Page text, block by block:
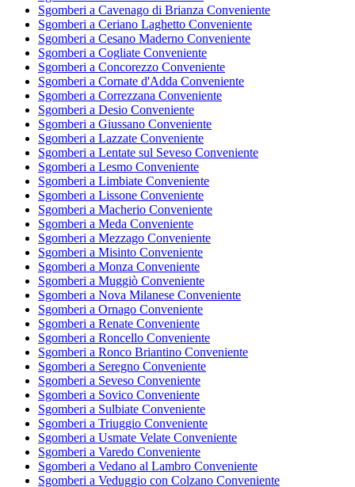
Sgomberi a Cavenago di Brianza Conveniente
Sgomberi a Ceriano Laghetto Conveniente
Sgomberi a Cesano Maderno Conveniente
Sgomberi a Cogliate Conveniente
Sgomberi a Concorezzo Conveniente
Sgomberi a Cornate d'Adda Conveniente
Sgomberi a Correzzana Conveniente
Sgomberi a Desio Conveniente
Sgomberi a Giussano Conveniente
Sgomberi a Lazzate Conveniente
Sgomberi a Lentate sul Seveso Conveniente
Sgomberi a Lesmo Conveniente
Sgomberi a Limbiate Conveniente
Sgomberi a Lissone Conveniente
Sgomberi a Macherio Conveniente
Sgomberi a Meda Conveniente
Sgomberi a Mezzago Conveniente
Sgomberi a Misinto Conveniente
Sgomberi a Monza Conveniente
Sgomberi a Muggiò Conveniente
Sgomberi a Nova Milanese Conveniente
Sgomberi a Ornago Conveniente
Sgomberi a Renate Conveniente
Sgomberi a Roncello Conveniente
Sgomberi a Ronco Briantino Conveniente
Sgomberi a Seregno Conveniente
Sgomberi a Seveso Conveniente
Sgomberi a Sovico Conveniente
Sgomberi a Sulbiate Conveniente
Sgomberi a Triuggio Conveniente
Sgomberi a Usmate Velate Conveniente
Sgomberi a Varedo Conveniente
Sgomberi a Vedano al Lambro Conveniente
Sgomberi a Veduggio con Colzano Conveniente